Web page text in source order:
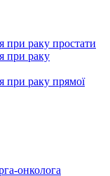
при раку простати
при раку
при раку прямої
онколога